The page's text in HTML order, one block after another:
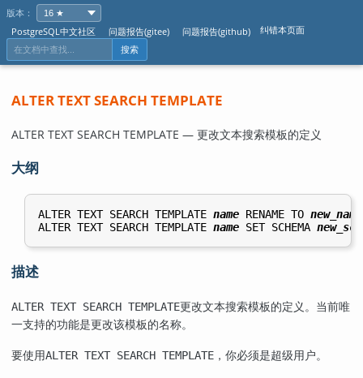
版本：
PostgreSQL中文社区
问题报告(gitee) 问题报告(github) 纠错本页面
搜索
ALTER TEXT SEARCH TEMPLATE
ALTER TEXT SEARCH TEMPLATE — 更改文本搜索模板的定义
大纲
ALTER TEXT SEARCH TEMPLATE name RENAME TO new_name
ALTER TEXT SEARCH TEMPLATE name SET SCHEMA
描述
ALTER TEXT SEARCH TEMPLATE更改文本搜索模板的定义。当前唯
一支持的功能是更改该模板的名称。
要使用ALTER TEXT SEARCH TEMPLATE ，你必须是超级用户。